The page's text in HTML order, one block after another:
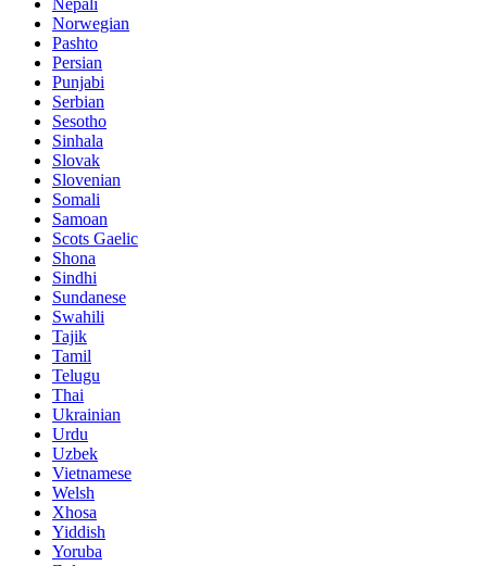
Nepali
Norwegian
Pashto
Persian
Punjabi
Serbian
Sesotho
Sinhala
Slovak
Slovenian
Somali
Samoan
Scots Gaelic
Shona
Sindhi
Sundanese
Swahili
Tajik
Tamil
Telugu
Thai
Ukrainian
Urdu
Uzbek
Vietnamese
Welsh
Xhosa
Yiddish
Yoruba